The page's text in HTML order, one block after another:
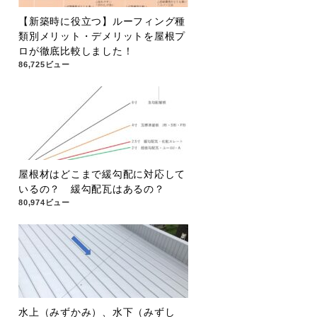
【新築時に役立つ】ルーフィング種
類別メリット・デメリットを屋根プ
ロが徹底比較しました！
86,725ビュー
屋根材はどこまで緩勾配に対応して
いるの？ 緩勾配瓦はあるの？
80,974ビュー
水上（みずかみ）、水下（みずし